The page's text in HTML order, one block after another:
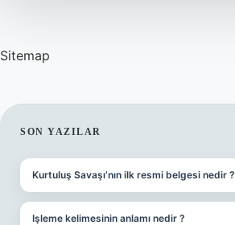
Sitemap
SIDEBAR
SON YAZILAR
Kurtuluş Savaşı’nın ilk resmi belgesi nedir ?
Işleme kelimesinin anlamı nedir ?